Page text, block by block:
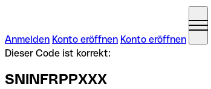
Anmelden Konto eröffnen Konto eröffnen
Dieser Code ist korrekt:
SNINFRPPXXX